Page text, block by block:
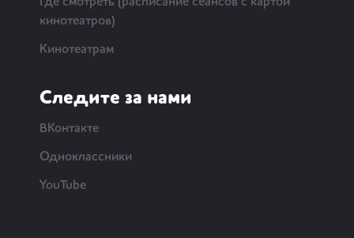
Где смотреть (расписание сеансов с картой
кинотеатров)
Кинотеатрам
Следите за нами
ВКонтакте
Одноклассники
YouTube